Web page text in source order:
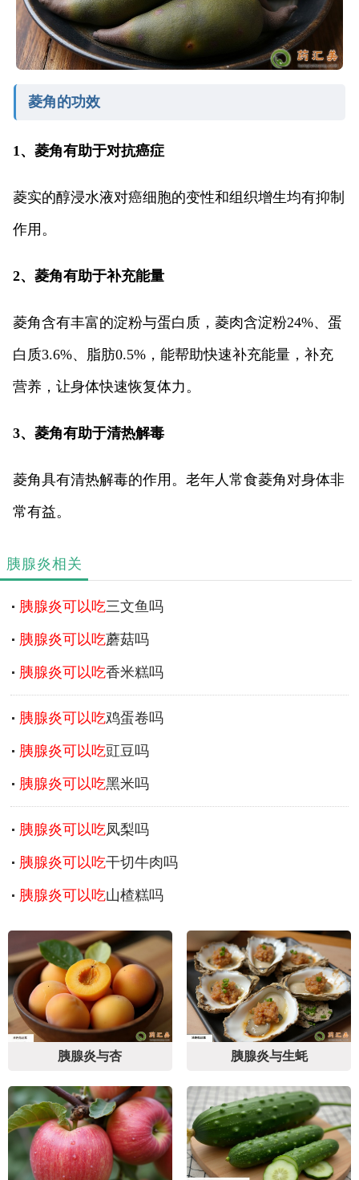
菱角的功效
1、菱角有助于对抗癌症
菱实的醇浸水液对癌细胞的变性和组织增生均有抑制
作用。
2、菱角有助于补充能量
菱角含有丰富的淀粉与蛋白质，菱肉含淀粉24%、蛋
白质3.6%、脂肪0.5%，能帮助快速补充能量，补充
营养，让身体快速恢复体力。
3、菱角有助于清热解毒
菱角具有清热解毒的作用。老年人常食菱角对身体非
常有益。
胰腺炎相关
胰腺炎可以吃三文鱼吗
胰腺炎可以吃蘑菇吗
胰腺炎可以吃香米糕吗
胰腺炎可以吃鸡蛋卷吗
胰腺炎可以吃豇豆吗
胰腺炎可以吃黑米吗
胰腺炎可以吃凤梨吗
胰腺炎可以吃干切牛肉吗
胰腺炎可以吃山楂糕吗
胰腺炎与杏 胰腺炎与生蚝